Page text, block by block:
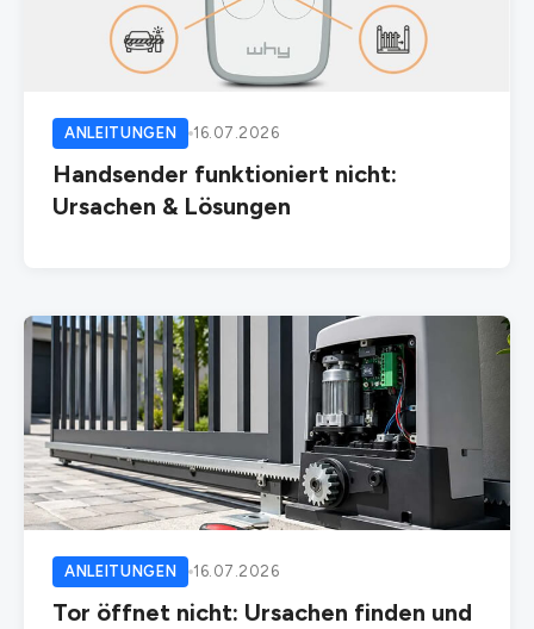
ANLEITUNGEN 16.07.2026
Handsender funktioniert nicht:
Ursachen & Lösungen
ANLEITUNGEN 16.07.2026
Tor öffnet nicht: Ursachen finden und